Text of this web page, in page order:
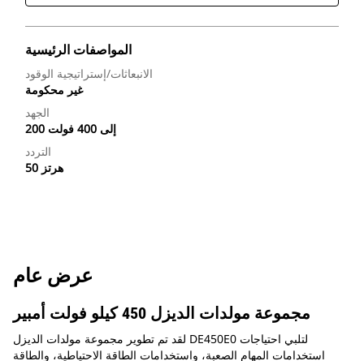
المواصفات الرئيسية
الانبعاثات/إستراتيجية الوقود
غير محكومة
الجهد
200 إلى 400 فولت
التردد
50 هرتز
عرض عام
مجموعة مولدات الديزل 450 كيلو فولت أمبير
لقد تم تطوير مجموعة مولدات الديزل DE450E0 لتلبي احتياجات
استخدامات المهام الصعبة، واستخدامات الطاقة الاحتياطية، والطاقة